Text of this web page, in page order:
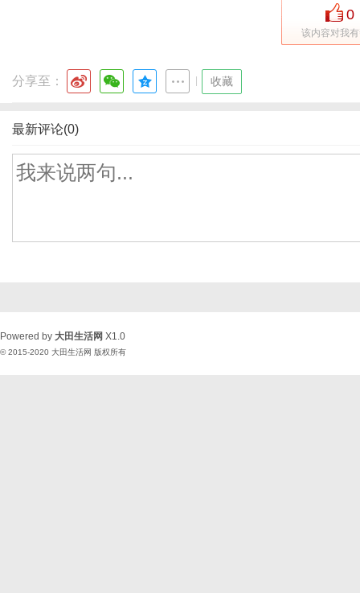
0
该内容对我
分享至： 收藏
最新评论(0)
Powered by 大田生活网 X1.0
© 2015-2020 大田生活网 版权所有